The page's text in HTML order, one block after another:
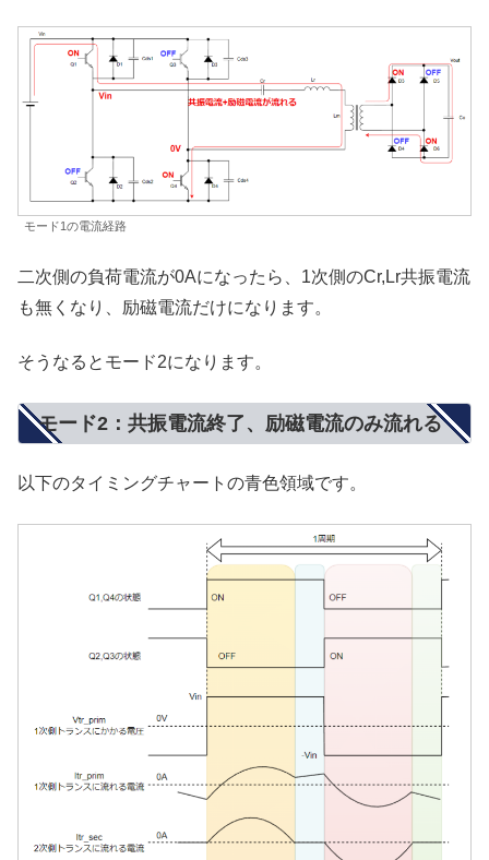
モード1の電流経路
二次側の負荷電流が0Aになったら、1次側のCr,Lr共振電流
も無くなり、励磁電流だけになります。
そうなるとモード2になります。
モード2：共振電流終了、励磁電流のみ流れる
以下のタイミングチャートの青色領域です。